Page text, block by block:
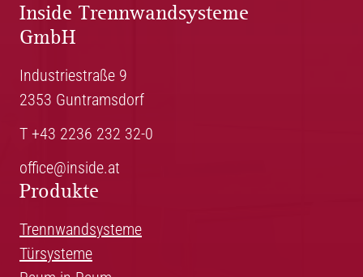
Inside Trennwandsysteme
GmbH
Industriestraße 9
2353 Guntramsdorf
T +43 2236 232 32-0
office@inside.at
Produkte
Trennwandsysteme
Türsysteme